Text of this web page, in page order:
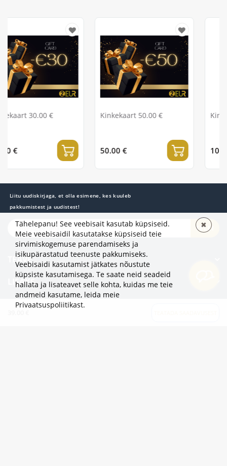
Kinkekaart 50.00 €
50.00 €
Kinkekaart 100.00 €
100.00 €
Liitu uudiskirjaga, et olla esimene, kes kuuleb
pakkumistest ja uudistest!
TELLI
TEAVE
LISAKS
KATEGOORIAD
Tähelepanu! See veebisait kasutab küpsiseid.
Meie veebisaidil kasutatakse küpsiseid teie
sirvimiskogemuse parendamiseks ja
isikupärastatud teenuste pakkumiseks.
Veebisaidi kasutamist jätkates nõustute
küpsiste kasutamisega. Te saate neid seadeid
hallata ja lisateavet selle kohta, kuidas me teie
andmeid kasutame, leida meie
Privaatsuspoliitikast.
✖